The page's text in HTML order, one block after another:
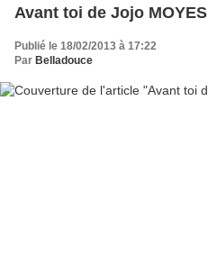
Avant toi de Jojo MOYES
Publié le 18/02/2013 à 17:22
Par Belladouce